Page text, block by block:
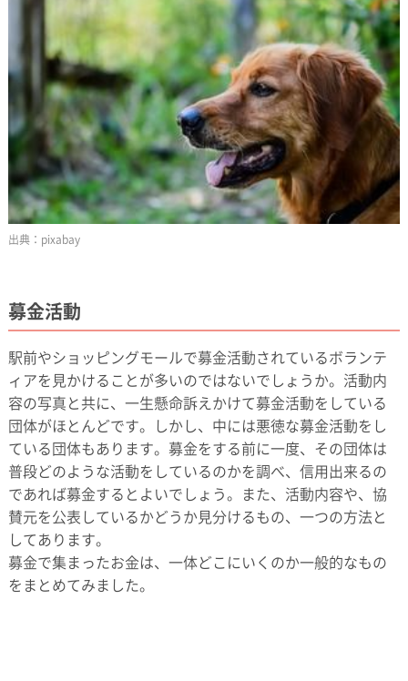
pixabay
募金活動
駅前やショッピングモールで募金活動されているボランテ
ィアを見かけることが多いのではないでしょうか。活動内
容の写真と共に、一生懸命訴えかけて募金活動をしている
団体がほとんどです。しかし、中には悪徳な募金活動をし
ている団体もあります。募金をする前に一度、その団体は
普段どのような活動をしているのかを調べ、信用出来るの
であれば募金するとよいでしょう。また、活動内容や、協
賛元を公表しているかどうか見分けるもの、一つの方法と
してあります。
募金で集まったお金は、一体どこにいくのか一般的なもの
をまとめてみました。